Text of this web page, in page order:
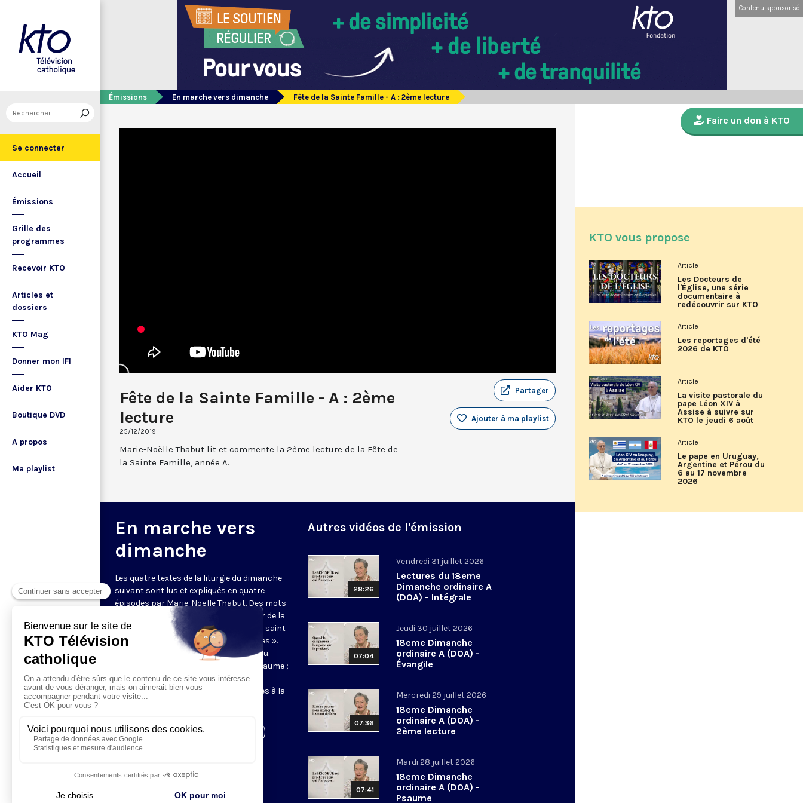
Se connecter
Accueil
Émissions
Grille des
programmes
Recevoir KTO
Articles et
dossiers
KTO Mag
Donner mon IFI
Aider KTO
Boutique DVD
A propos
Ma playlist
Contenu sponsorisé
Émissions En marche vers dimanche Fête de la Sainte Famille - A : 2ème lecture
Fête de la Sainte Famille - A : 2ème
lecture
25/12/2019
Partager
Ajouter à ma playlist
Marie-Noëlle Thabut lit et commente la 2ème lecture de la Fête de
la Sainte Famille, année A.
En marche vers
dimanche
Les quatre textes de la liturgie du dimanche
suivant sont lus et expliqués en quatre
épisodes par Marie-Noëlle Thabut. Des mots
simples et lumineux pour aller au cœur de la
Révélation biblique, entrer dans ce que saint
Luc appelle « l’intelligence des Écritures ».
Chaque jour, vivez avec la Parole de Dieu.
Lundi, la première lecture ; mardi, le psaume ;
mercredi, la deuxième lecture ; jeudi,
l’Évangile ; vendredi, les quatre épisodes à la
Visiter la page de l'émission
Autres vidéos de l'émission
28:26
Vendredi 31 juillet 2026
Lectures du 18eme
Dimanche ordinaire A
(DOA) - Intégrale
07:04
Jeudi 30 juillet 2026
18eme Dimanche
ordinaire A (DOA) -
Évangile
07:36
Mercredi 29 juillet 2026
18eme Dimanche
ordinaire A (DOA) -
2ème lecture
07:41
Mardi 28 juillet 2026
18eme Dimanche
ordinaire A (DOA) -
Psaume
Faire un don à KTO
KTO vous propose
Article
Les Docteurs de
l'Église, une série
documentaire à
redécouvrir sur KTO
Article
Les reportages d'été
2026 de KTO
Article
La visite pastorale du
pape Léon XIV à
Assise à suivre sur
KTO le jeudi 6 août
Article
Le pape en Uruguay,
Argentine et Pérou du
6 au 17 novembre
2026